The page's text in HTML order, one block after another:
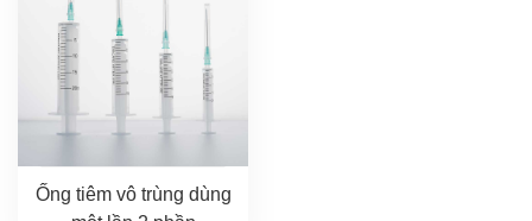
Ống tiêm vô trùng dùng